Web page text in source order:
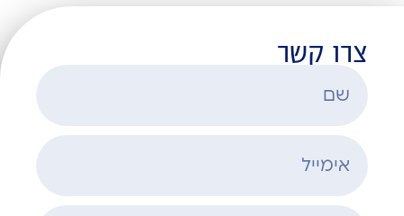
צרו קשר